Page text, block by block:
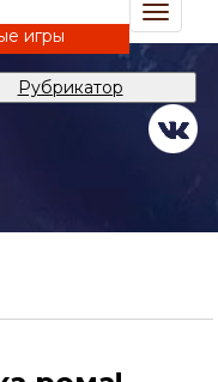
trk
игры
Рубрикатор